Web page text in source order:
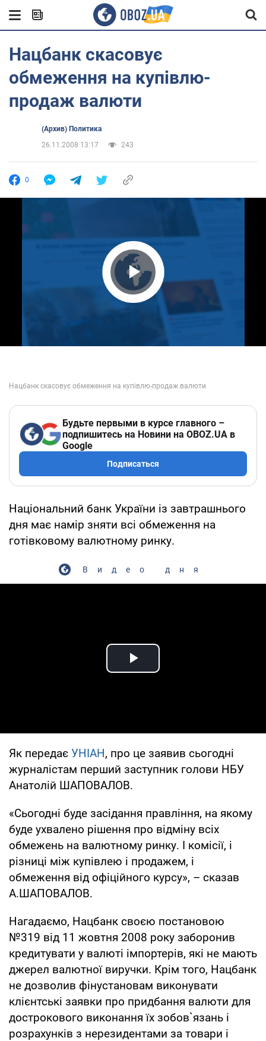
Нацбанк скасовує
обмеження на купівлю-
продаж валюти
(Архив) Политика
26.11.2008 13:17
243
0
Play Video
Будьте первыми в курсе главного –
подпишитесь на Новини на OBOZ.UA в
Google
Подписаться
Національний банк України із завтрашнього
дня має намір зняти всі обмеження на
готівковому валютному ринку.
Видео дня
Play Video
Як передає УНІАН, про це заявив сьогодні
журналістам перший заступник голови НБУ
Анатолій ШАПОВАЛОВ.
«Сьогодні буде засідання правління, на якому
буде ухвалено рішення про відміну всіх
обмежень на валютному ринку. І комісії, і
різниці між купівлею і продажем, і
обмеження від офіційного курсу», – сказав
А.ШАПОВАЛОВ.
Нагадаємо, Нацбанк своєю постановою
№319 від 11 жовтня 2008 року заборонив
кредитувати у валюті імпортерів, які не мають
джерел валютної виручки. Крім того, Нацбанк
не дозволив фінустановам виконувати
клієнтські заявки про придбання валюти для
дострокового виконання їх зобов`язань і
розрахунків з нерезидентами за товари і